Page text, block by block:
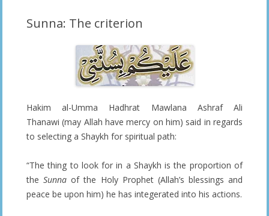
Sunna: The criterion
Hakim al-Umma Hadhrat Mawlana Ashraf Ali
Thanawi (may Allah have mercy on him) said in regards
to selecting a Shaykh for spiritual path:
“The thing to look for in a Shaykh is the proportion of
theSunna of the Holy Prophet (Allah’s blessings and
peace be upon him) he has integerated into his actions.